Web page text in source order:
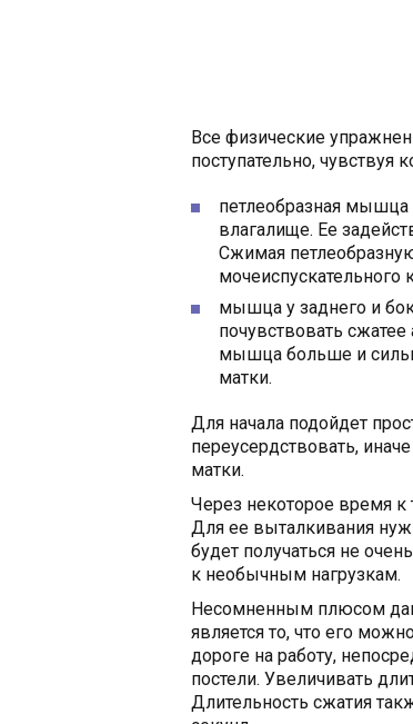
Все физические
поступательно,
петлеобразная мышца
влагалище. Ее
Сжимая
мочеиспускательного
мышца у заднего и
почувствовать
мышца больше и
матки.
Для начала подойдет
переусердствовать,
матки.
Через некоторое время
Для ее выталкивания
будет получаться не
к необычным нагрузкам.
Несомненным плюсом
является то, что его
дороге на работу,
постели. Увеличивать
Длительность сжатия